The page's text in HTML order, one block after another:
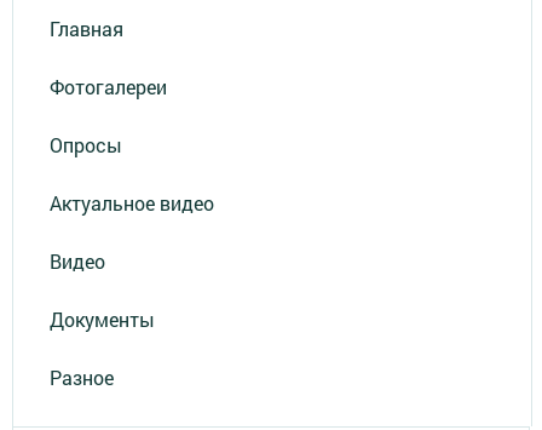
Главная
Фотогалереи
Опросы
Актуальное видео
Видео
Документы
Разное